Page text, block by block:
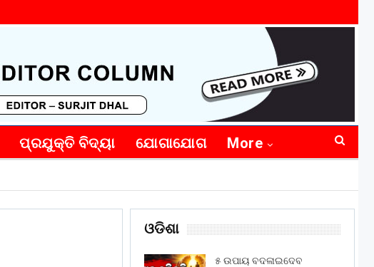
ପ୍ରଯୁକ୍ତି ବିଦ୍ୟା ଯୋଗାଯୋଗ More
ଓଡିଶା
୫ ଉପାୟ ବଦଳାଇଦେବ